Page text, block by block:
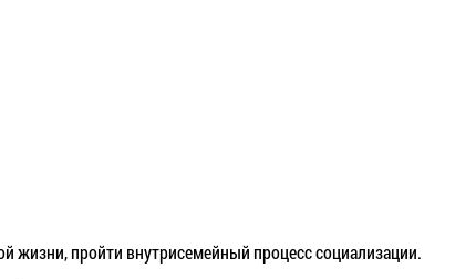
пройти внутрисемейный процесс социализации.